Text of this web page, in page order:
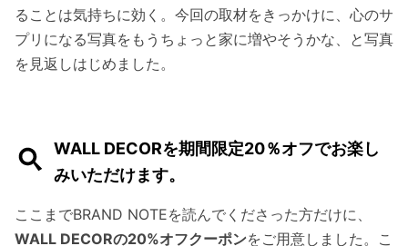
ることは気持ちに効く。今回の取材をきっかけに、心のサ
プリになる写真をもうちょっと家に増やそうかな、と写真
を見返しはじめました。
WALL DECORを期間限定20％オフでお楽し
みいただけます。
ここまでBRAND NOTEを読んでくださった方だけに、
WALL DECORの20%オフクーポンをご用意しました。こ